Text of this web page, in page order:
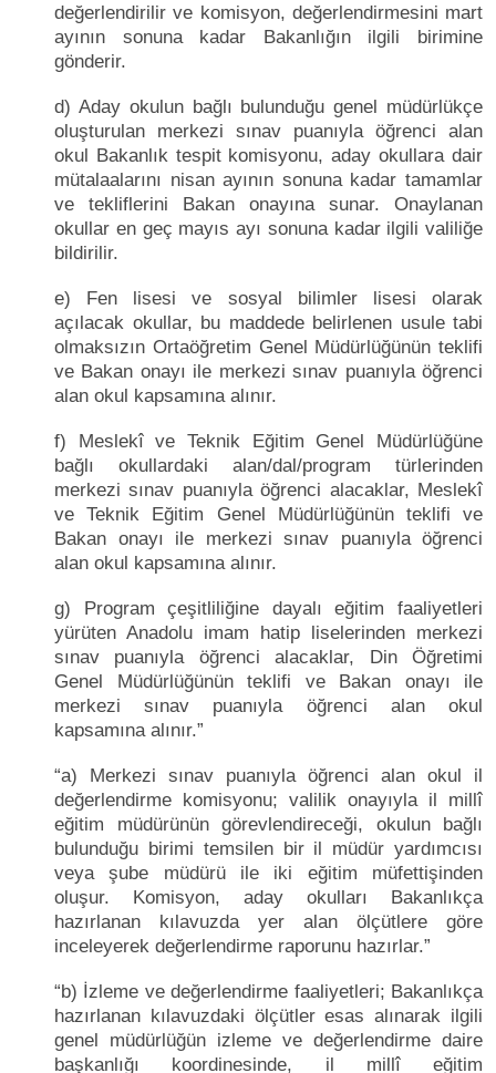
değerlendirilir ve komisyon, değerlendirmesini mart
ayının sonuna kadar Bakanlığın ilgili birimine
gönderir.
d) Aday okulun bağlı bulunduğu genel müdürlükçe
oluşturulan merkezi sınav puanıyla öğrenci alan
okul Bakanlık tespit komisyonu, aday okullara dair
mütalaalarını nisan ayının sonuna kadar tamamlar
ve tekliflerini Bakan onayına sunar. Onaylanan
okullar en geç mayıs ayı sonuna kadar ilgili valiliğe
bildirilir.
e) Fen lisesi ve sosyal bilimler lisesi olarak
açılacak okullar, bu maddede belirlenen usule tabi
olmaksızın Ortaöğretim Genel Müdürlüğünün teklifi
ve Bakan onayı ile merkezi sınav puanıyla öğrenci
alan okul kapsamına alınır.
f) Meslekî ve Teknik Eğitim Genel Müdürlüğüne
bağlı okullardaki alan/dal/program türlerinden
merkezi sınav puanıyla öğrenci alacaklar, Meslekî
ve Teknik Eğitim Genel Müdürlüğünün teklifi ve
Bakan onayı ile merkezi sınav puanıyla öğrenci
alan okul kapsamına alınır.
g) Program çeşitliliğine dayalı eğitim faaliyetleri
yürüten Anadolu imam hatip liselerinden merkezi
sınav puanıyla öğrenci alacaklar, Din Öğretimi
Genel Müdürlüğünün teklifi ve Bakan onayı ile
merkezi sınav puanıyla öğrenci alan okul
kapsamına alınır.”
“a) Merkezi sınav puanıyla öğrenci alan okul il
değerlendirme komisyonu; valilik onayıyla il millî
eğitim müdürünün görevlendireceği, okulun bağlı
bulunduğu birimi temsilen bir il müdür yardımcısı
veya şube müdürü ile iki eğitim müfettişinden
oluşur. Komisyon, aday okulları Bakanlıkça
hazırlanan kılavuzda yer alan ölçütlere göre
inceleyerek değerlendirme raporunu hazırlar.”
“b) İzleme ve değerlendirme faaliyetleri; Bakanlıkça
hazırlanan kılavuzdaki ölçütler esas alınarak ilgili
genel müdürlüğün izleme ve değerlendirme daire
başkanlığı koordinesinde, il millî eğitim